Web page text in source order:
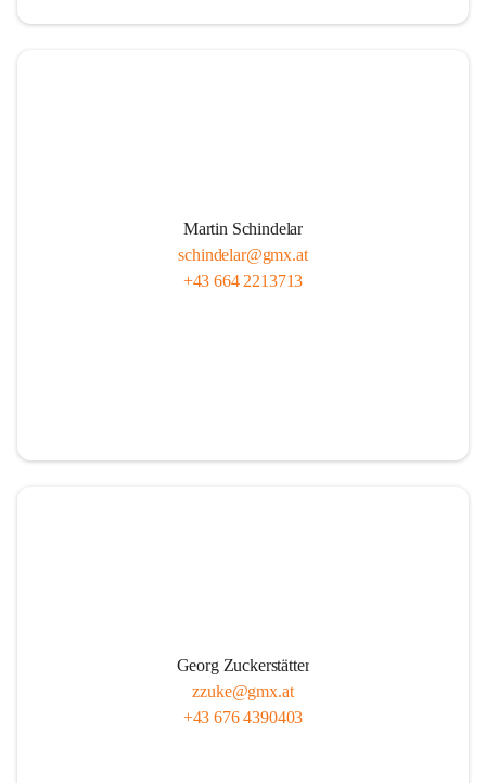
Martin Schindelar
schindelar@gmx.at
+43 664 2213713
Georg Zuckerstätter
zzuke@gmx.at
+43 676 4390403